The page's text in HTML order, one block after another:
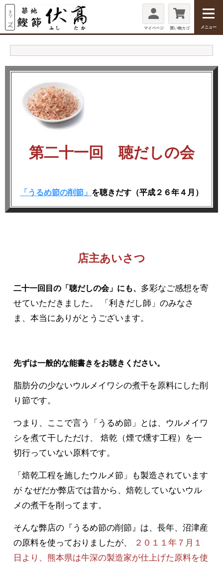
マイページ 買い物カゴ メニュー
第二十一回 聴だしの会
「うるめ節の削節」 を聴きだす（平成２６年４月）
店主あいさつ
二十一回目の「聴だしの会」にも、 多彩なご感想を寄
せていただきました。 「利きだし師」のみなさ
ま、本当にありがとうございます。
先ずは一般的な能書きをお聴きください。
脂肪分の少ないウルメイワシの煮干を原料にした削
り節です。
つまり、ここで言う「うるめ節」とは、ウルメイワ
シを煮て干しただけ、 焙乾（煙で燻す工程）を一
切行っていない原料です。
「焙乾工程を施したウルメ節」も製造されています
が なぜだか弊店では昔から、焙乾していないウル
メの煮干を削ってます。
そんな弊店の『うるめ節の削節』は、長年、沼津産
の原料を使っておりましたが、
２０１１年７月１
日より、熊本県は牛深の製造家が仕上げた原料を使